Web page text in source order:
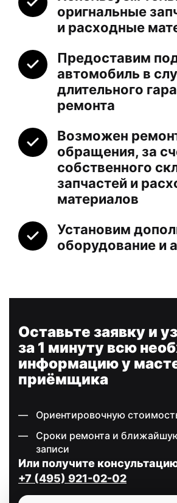
оригнальные
и расходные
Предоставим
автомобиль в
длительного
ремонта
Возможен
обращения, за
собственного
запчастей и
материалов
Установим
оборудование и
Оставьте заявку и
за 1 минуту всю
информацию у
приёмщика
Ориентировочную
Сроки ремонта и
записи
Или получите
+7 (495) 921-02-02